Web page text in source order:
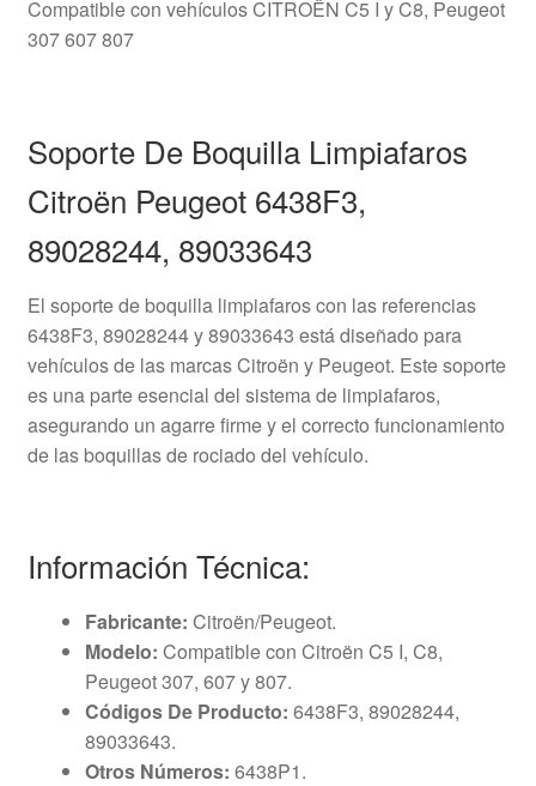
Compatible con vehículos CITROËN C5 I y C8, Peugeot
307 607 807
Soporte De Boquilla Limpiafaros
Citroën Peugeot 6438F3,
89028244, 89033643
El soporte de boquilla limpiafaros con las referencias
6438F3, 89028244 y 89033643 está diseñado para
vehículos de las marcas Citroën y Peugeot. Este soporte
es una parte esencial del sistema de limpiafaros,
asegurando un agarre firme y el correcto funcionamiento
de las boquillas de rociado del vehículo.
Información Técnica:
Fabricante: Citroën/Peugeot.
Modelo: Compatible con Citroën C5 I, C8,
Peugeot 307, 607 y 807.
Códigos De Producto: 6438F3, 89028244,
89033643.
Otros Números: 6438P1.